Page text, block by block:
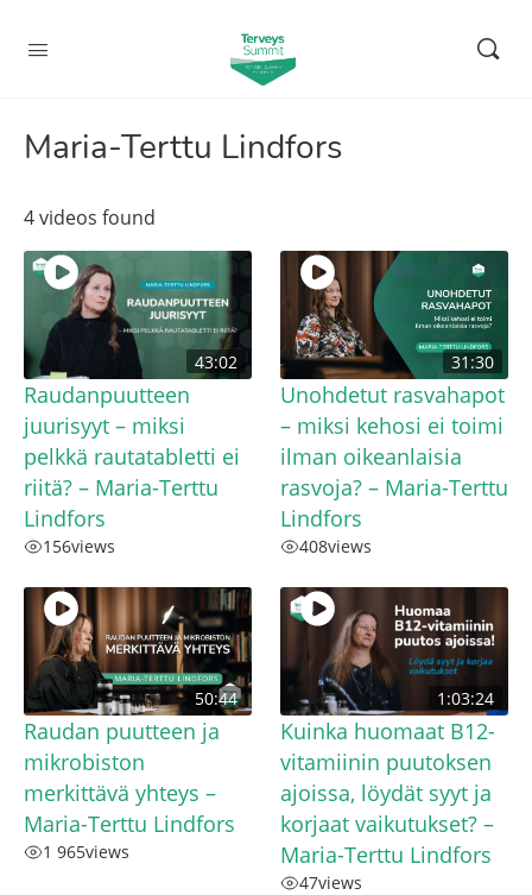
Maria-Terttu Lindfors
4 videos found
43:02
Raudanpuutteen
juurisyyt – miksi
pelkkä rautatabletti ei
riitä? – Maria-Terttu
Lindfors
156views
31:30
Unohdetut rasvahapot
– miksi kehosi ei toimi
ilman oikeanlaisia
rasvoja? – Maria-Terttu
Lindfors
408views
50:44
Raudan puutteen ja
mikrobiston
merkittävä yhteys –
Maria-Terttu Lindfors
1 965views
1:03:24
Kuinka huomaat B12-
vitamiinin puutoksen
ajoissa, löydät syyt ja
korjaat vaikutukset? –
Maria-Terttu Lindfors
47views